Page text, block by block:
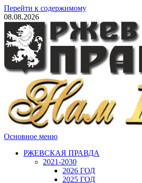
Перейти к содержимому
08.08.2026
Основное меню
РЖЕВСКАЯ ПРАВДА
2021-2030
2026 ГОД
2025 ГОД